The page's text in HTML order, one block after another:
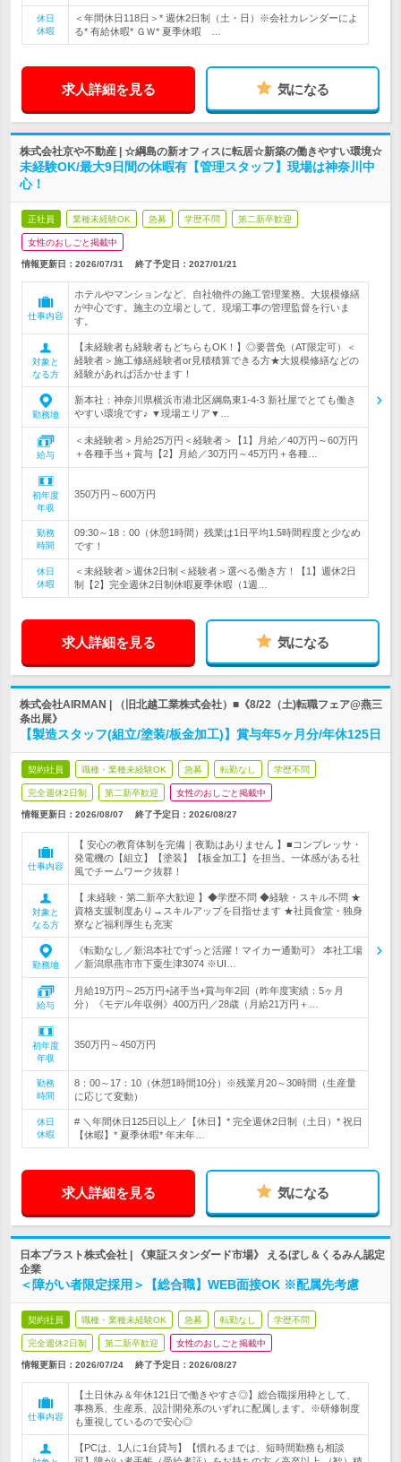
休日
休暇
＜年間休日118日＞* 週休2日制（土・日）※会社カレンダーによ
る* 有給休暇* ＧＷ* 夏季休暇 …
求人詳細を見る 気になる
株式会社京や不動産 | ☆綱島の新オフィスに転居☆新築の働きやすい環境☆
未経験OK/最大9日間の休暇有【管理スタッフ】現場は神奈川中
心！
正社員 業種未経験OK 急募 学歴不問 第二新卒歓迎
女性のおしごと掲載中
情報更新日：2026/07/31 終了予定日： 2027/01/21
仕事内容
ホテルやマンションなど、自社物件の施工管理業務。大規模修繕
が中心です。施主の立場として、現場工事の管理監督を行いま
す。
対象と
なる方
【未経験者も経験者もどちらもOK！】◎要普免（AT限定可）＜
経験者＞施工修繕経験者or見積積算できる方★大規模修繕などの
経験があれば活かせます！
勤務地
新本社：神奈川県横浜市港北区綱島東1-4-3 新社屋でとても働き
やすい環境です♪ ▼現場エリア▼…
給与
＜未経験者＞月給25万円＜経験者＞【1】月給／40万円～60万円
＋各種手当＋賞与【2】月給／30万円～45万円＋各種…
初年度
年収
350万円～600万円
勤務
時間
09:30～18：00（休憩1時間）残業は1日平均1.5時間程度と少なめ
です！
休日
休暇
＜未経験者＞週休2日制＜経験者＞選べる働き方！【1】週休2日
制【2】完全週休2日制休暇夏季休暇（1週…
求人詳細を見る 気になる
株式会社AIRMAN | （旧北越工業株式会社）■《8/22（土)転職フェア@燕三
条出展》
【製造スタッフ(組立/塗装/板金加工)】賞与年5ヶ月分/年休125日
契約社員 職種・業種未経験OK 急募 転勤なし 学歴不問
完全週休2日制 第二新卒歓迎 女性のおしごと掲載中
情報更新日：2026/08/07 終了予定日： 2026/08/27
仕事内容
【 安心の教育体制を完備｜夜勤はありません 】■コンプレッサ・
発電機の【組立】【塗装】【板金加工】を担当。一体感がある社
風でチームワーク抜群！
対象と
なる方
【 未経験・第二新卒大歓迎 】◆学歴不問 ◆経験・スキル不問 ★
資格支援制度あり→スキルアップを目指せます ★社員食堂・独身
寮など福利厚生も充実
勤務地
《転勤なし／新潟本社でずっと活躍！マイカー通勤可》 本社工場
／新潟県燕市市下粟生津3074 ※UI…
給与
月給19万円～25万円+諸手当+賞与年2回（昨年度実績：5ヶ月
分）《モデル年収例》400万円／28歳（月給21万円＋…
初年度
年収
350万円～450万円
勤務
時間
8：00～17：10（休憩1時間10分）※残業月20～30時間（生産量
に応じて変動）
休日
休暇
# ＼年間休日125日以上／【休日】* 完全週休2日制（土日）* 祝日
【休暇】* 夏季休暇* 年末年…
求人詳細を見る 気になる
日本プラスト株式会社 | 《東証スタンダード市場》 えるぼし＆くるみん認定
企業
＜障がい者限定採用＞【総合職】WEB面接OK ※配属先考慮
契約社員 職種・業種未経験OK 急募 転勤なし 学歴不問
完全週休2日制 第二新卒歓迎 女性のおしごと掲載中
情報更新日：2026/07/24 終了予定日： 2026/08/27
仕事内容
【土日休み＆年休121日で働きやすさ◎】総合職採用枠として、
事務系、生産系、設計開発系のいずれに配属します。※研修制度
も重視しているので安心◎
【PCは、1人に1台貸与】【慣れるまでは、短時間勤務も相談